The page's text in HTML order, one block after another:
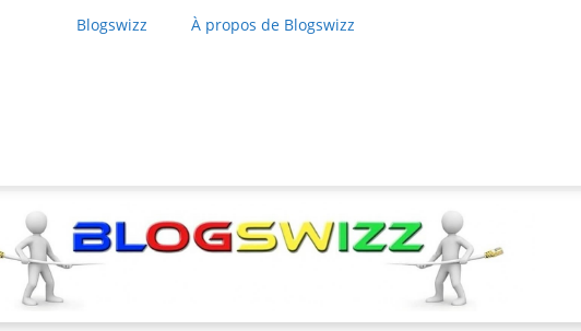
Blogswizz À propos de Blogswizz